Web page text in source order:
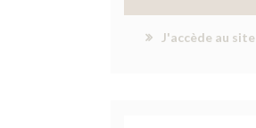
J'accède au site